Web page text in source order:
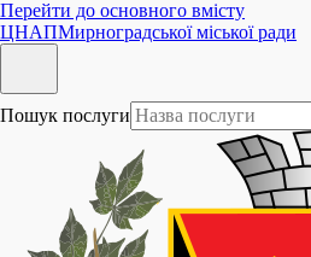
Перейти до основного вмісту
ЦНАПМирноградської міської ради
Пошук послуги